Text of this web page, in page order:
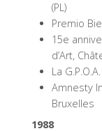
(PL)
Premio
15e
d’Art,
La
Amnesty
Bruxelles
1988